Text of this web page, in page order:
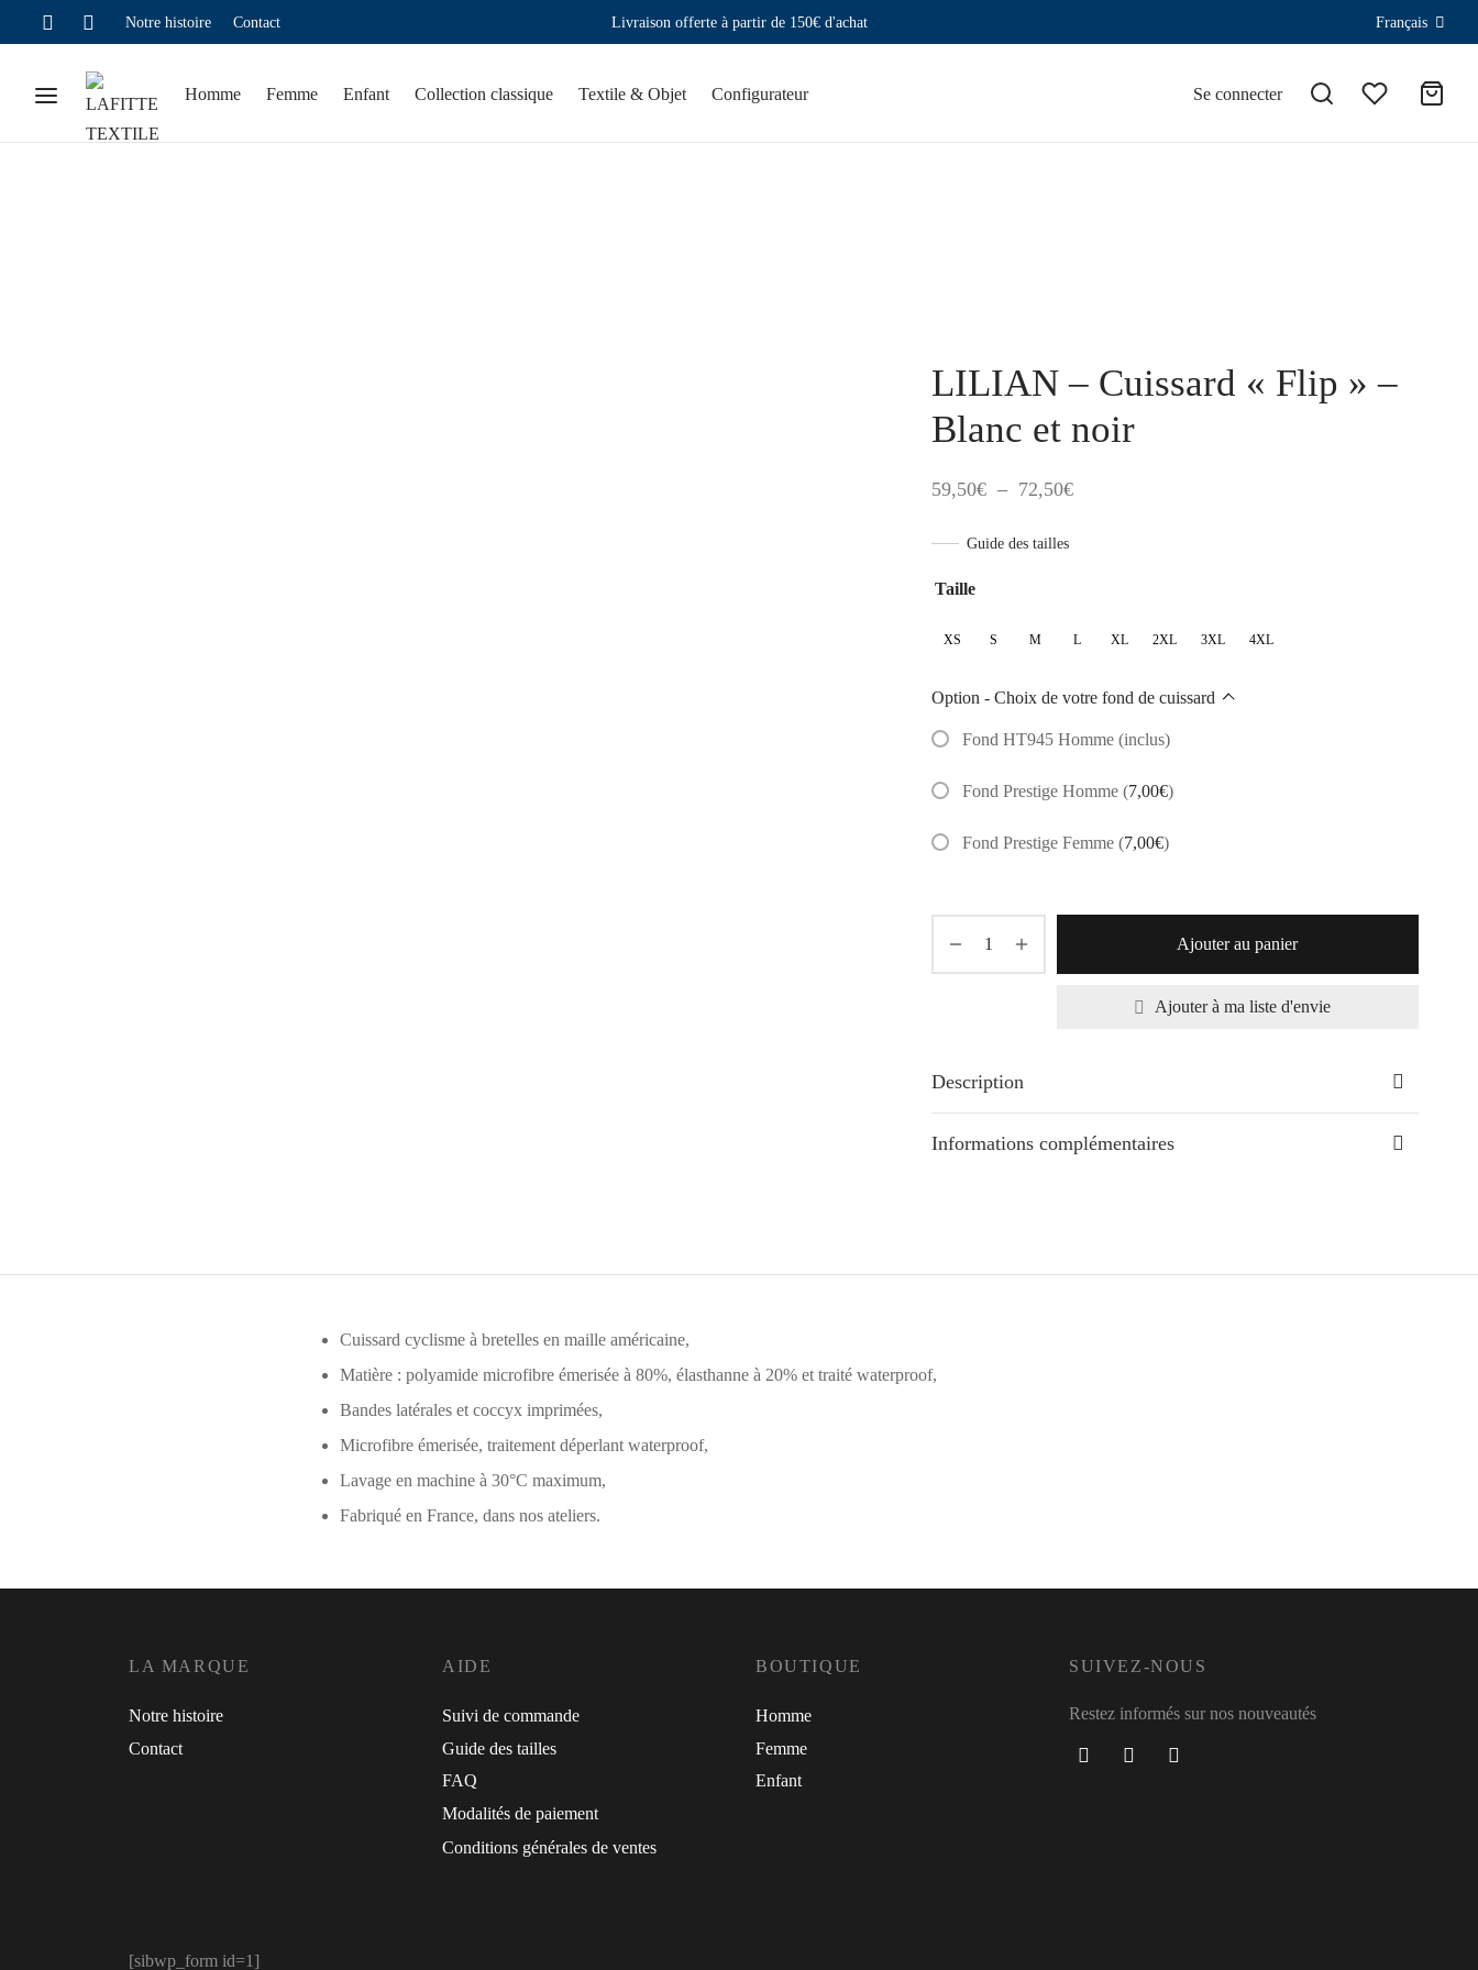
Notre histoire Contact Livraison offerte à partir de 150€ d'achat Français
Homme Femme Enfant Collection classique Textile & Objet Configurateur Se connecter
LILIAN – Cuissard « Flip » –
Blanc et noir
59,50€ – 72,50€Plage
72,50€
Guide des tailles
Taille
XS S M L XL 2XL 3XL 4XL
Option - Choix de votre fond de cuissard
Fond HT945 Homme (inclus)
Fond Prestige Homme(7,00€)
Fond Prestige Femme(7,00€)
Ajouter au panier
Ajouter à ma liste d'envie
Description
Informations complémentaires
Cuissard cyclisme à bretelles en maille américaine,
Matière : polyamide microfibre émerisée à 80%, élasthanne à 20% et traité waterproof,
Bandes latérales et coccyx imprimées,
Microfibre émerisée, traitement déperlant waterproof,
Lavage en machine à 30°C maximum,
Fabriqué en France, dans nos ateliers.
LA MARQUE
Notre histoire
Contact
AIDE
Suivi de commande
Guide des tailles
FAQ
Modalités de paiement
Conditions générales de ventes
BOUTIQUE
Homme
Femme
Enfant
SUIVEZ-NOUS
Restez informés sur nos nouveautés
[sibwp_form id=1]